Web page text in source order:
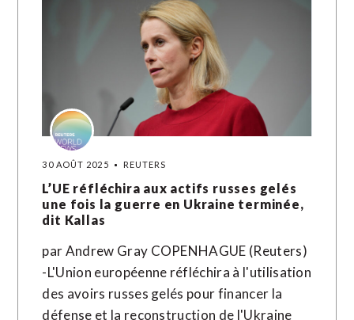
30 AOÛT 2025 REUTERS
L’UE réfléchira aux actifs russes gelés
une fois la guerre en Ukraine terminée,
dit Kallas
par Andrew Gray COPENHAGUE (Reuters)
-L'Union européenne réfléchira à l'utilisation
des avoirs russes gelés pour financer la
défense et la reconstruction de l'Ukraine